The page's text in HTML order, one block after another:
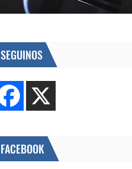
SEGUINOS
FACEBOOK